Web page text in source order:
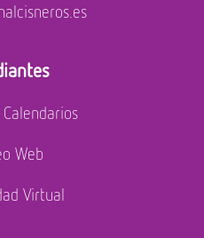
Web
Virtual